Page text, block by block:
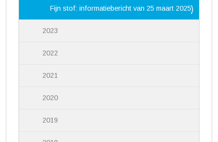
Fijn stof: informatiebericht van 25 maart 2025
2023
2022
2021
2020
2019